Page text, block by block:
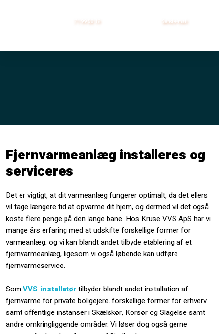
71 99 58 19 Send ​e-mail
Fjernvarmeanlæg installeres og
serviceres
Det er vigtigt, at dit varmeanlæg fungerer optimalt, da det ellers
vil tage længere tid at opvarme dit hjem, og dermed vil det også
koste flere penge på den lange bane. Hos Kruse VVS ApS har vi
mange års erfaring med at udskifte forskellige former for
varmeanlæg, og vi kan blandt andet tilbyde etablering af et
fjernvarmeanlæg, ligesom vi også løbende kan udføre
fjernvarmeservice.
SomVVS-installatørtilbyder blandt andet installation af
fjernvarme for private boligejere, forskellige former for erhverv
samt offentlige instanser i Skælskør, Korsør og Slagelse samt
andre omkringliggende områder. Vi løser dog også gerne